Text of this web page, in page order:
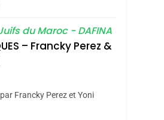
Dis Génocide, Je
Guerre»: La
Chanson De
George
JUDAISME
du Maroc - DAFINA
– Francky Perez &
Francky Perez et Yoni